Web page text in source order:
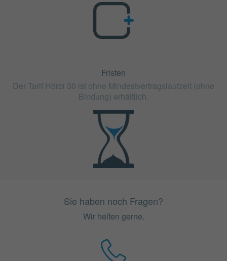
Fristen
Der Tarif Hörbi 30 ist ohne Mindestvertragslaufzeit (ohne
Bindung) erhältlich.
Sie haben noch Fragen?
Wir helfen gerne.